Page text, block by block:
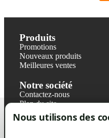
Nous utilisons des
Produits
Promotions
Nouveaux produits
Meilleures ventes
Notre société
Contactez-nous
Plan du site
Magasin
Mentions légales